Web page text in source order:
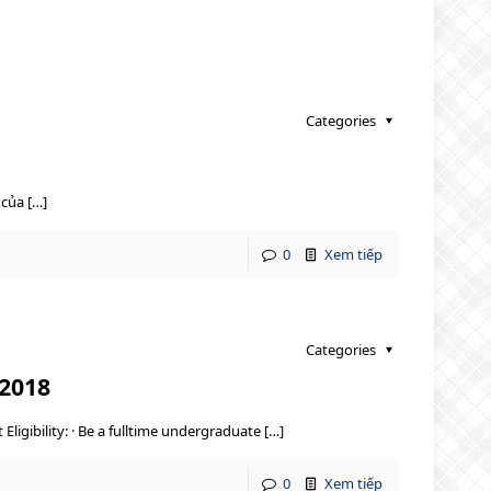
Categories
[…]
0 Xem tiếp
Categories
· Be a fulltime undergraduate […]
0 Xem tiếp